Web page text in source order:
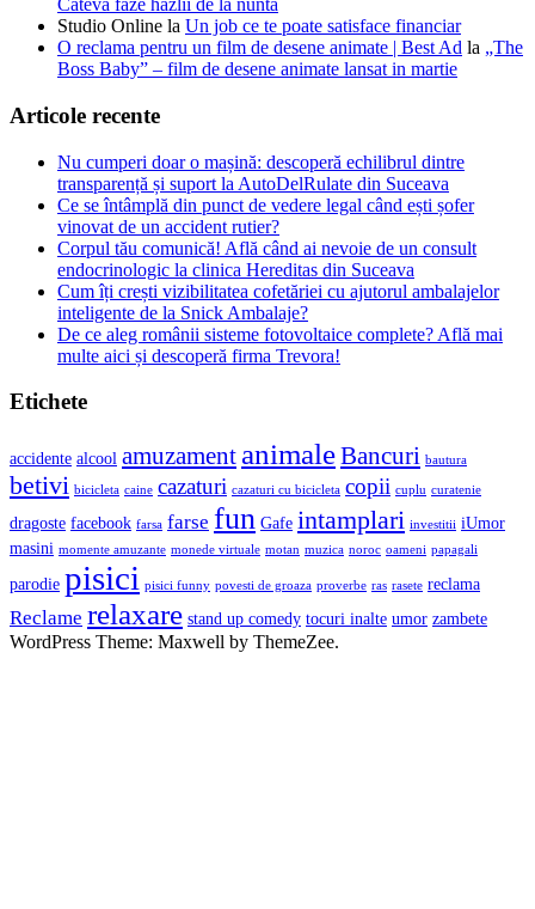
Cateva faze hazlii de la nunta
Studio Online la Un job ce te poate satisface financiar
O reclama pentru un film de desene animate | Best Ad la „The
Boss Baby” – film de desene animate lansat in martie
Articole recente
Nu cumperi doar o mașină: descoperă echilibrul dintre
transparență și suport la AutoDelRulate din Suceava
Ce se întâmplă din punct de vedere legal când ești șofer
vinovat de un accident rutier?
Corpul tău comunică! Află când ai nevoie de un consult
endocrinologic la clinica Hereditas din Suceava
Cum îți crești vizibilitatea cofetăriei cu ajutorul ambalajelor
inteligente de la Snick Ambalaje?
De ce aleg românii sisteme fotovoltaice complete? Află mai
multe aici și descoperă firma Trevora!
Etichete
accidente alcool amuzament animaleBancuri bautura
betivi bicicleta caine cazaturi cazaturi cu bicicleta copii cuplu curatenie
dragoste facebook farsa farse fun Gafe intamplari investitii iUmor
masini momente amuzante monede virtuale motan muzica noroc oameni papagali
parodie pisici pisici funny povesti de groaza proverbe ras rasete reclama
Reclame relaxare stand up comedy tocuri inalte umor zambete
WordPress Theme: Maxwell by ThemeZee.